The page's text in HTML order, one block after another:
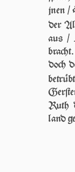
jnen /
der
aus /
doch
Ruth
land